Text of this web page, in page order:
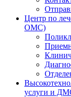
Центр по
ОМС)
услуги и